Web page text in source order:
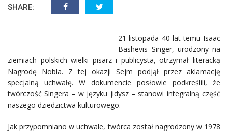
SHARE:
21 listopada 40 lat temu Isaac
Bashevis Singer, urodzony na
ziemiach polskich wielki pisarz i publicysta, otrzymał literacką
Nagrodę Nobla. Z tej okazji Sejm podjął przez aklamację
specjalną uchwałę. W dokumencie posłowie podkreślili, że
twórczość Singera – w języku jidysz – stanowi integralną część
naszego dziedzictwa kulturowego.
Jak przypomniano w uchwale, twórca został nagrodzony w 1978